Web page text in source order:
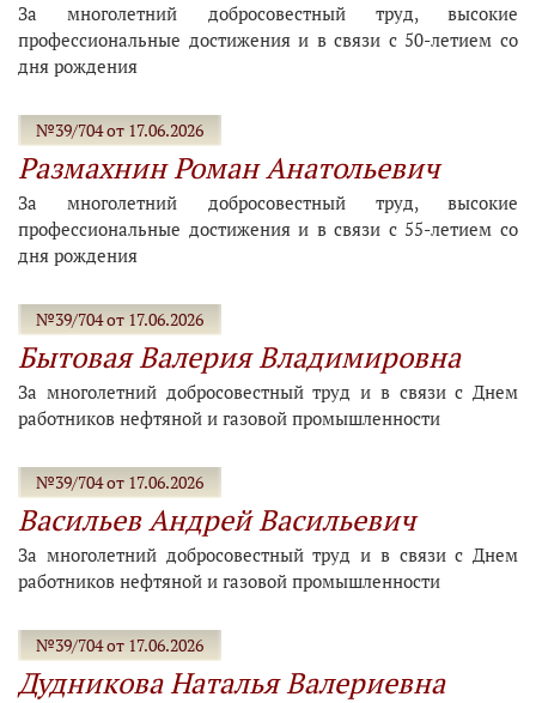
За многолетний добросовестный труд, высокие
профессиональные достижения и в связи с 50-летием со
дня рождения
№39/704 от 17.06.2026
Размахнин Роман Анатольевич
За многолетний добросовестный труд, высокие
профессиональные достижения и в связи с 55-летием со
дня рождения
№39/704 от 17.06.2026
Бытовая Валерия Владимировна
За многолетний добросовестный труд и в связи с Днем
работников нефтяной и газовой промышленности
№39/704 от 17.06.2026
Васильев Андрей Васильевич
За многолетний добросовестный труд и в связи с Днем
работников нефтяной и газовой промышленности
№39/704 от 17.06.2026
Дудникова Наталья Валериевна